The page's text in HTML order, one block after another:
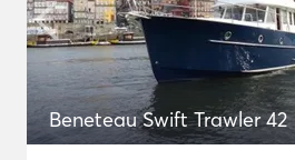
Beneteau Swift Trawler 42